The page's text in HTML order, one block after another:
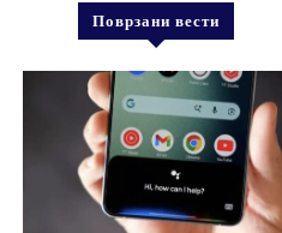
Поврзани вести